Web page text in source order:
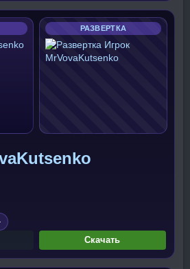
РАЗВЕРТКА
Скачать